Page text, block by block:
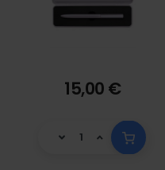
15,00 €